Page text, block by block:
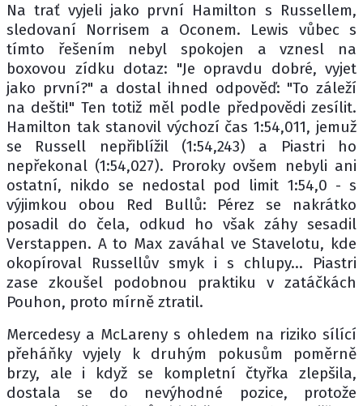
Na trať vyjeli jako první Hamilton s Russellem,
sledovaní Norrisem a Oconem. Lewis vůbec s
tímto řešením nebyl spokojen a vznesl na
boxovou zídku dotaz: "Je opravdu dobré, vyjet
jako první?" a dostal ihned odpověď: "To záleží
na dešti!" Ten totiž měl podle předpovědi zesílit.
Hamilton tak stanovil výchozí čas 1:54,011, jemuž
se Russell nepřiblížil (1:54,243) a Piastri ho
nepřekonal (1:54,027). Proroky ovšem nebyli ani
ostatní, nikdo se nedostal pod limit 1:54,0 - s
výjimkou obou Red Bullů: Pérez se nakrátko
posadil do čela, odkud ho však záhy sesadil
Verstappen. A to Max zaváhal ve Stavelotu, kde
okopíroval Russellův smyk i s chlupy... Piastri
zase zkoušel podobnou praktiku v zatáčkách
Pouhon, proto mírně ztratil.
Mercedesy a McLareny s ohledem na riziko sílící
přeháňky vyjely k druhým pokusům poměrně
brzy, ale i když se kompletní čtyřka zlepšila,
dostala se do nevýhodné pozice, protože